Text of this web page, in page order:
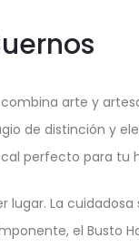
arte y
de distinción y
perfecto para tu
lugar. La cuidadosa
el Busto